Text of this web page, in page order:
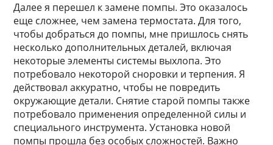
Далее я перешел к замене помпы. Это оказалось
еще сложнее, чем замена термостата. Для того,
чтобы добраться до помпы, мне пришлось снять
несколько дополнительных деталей, включая
некоторые элементы системы выхлопа. Это
потребовало некоторой сноровки и терпения. Я
действовал аккуратно, чтобы не повредить
окружающие детали. Снятие старой помпы также
потребовало применения определенной силы и
специального инструмента. Установка новой
помпы прошла без особых сложностей. Важно